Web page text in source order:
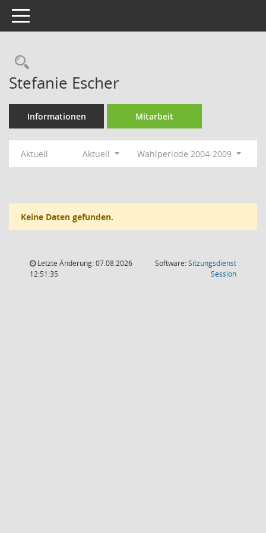
Toggle navigation
Rechercheauswahl
Stefanie Escher
Informationen Mitarbeit
Aktuell Aktuell Wahlperiode 2004-2009
Keine Daten gefunden.
Letzte Änderung: 07.08.2026
12:51:35
Software:Sitzungsdienst
Session(Wird in